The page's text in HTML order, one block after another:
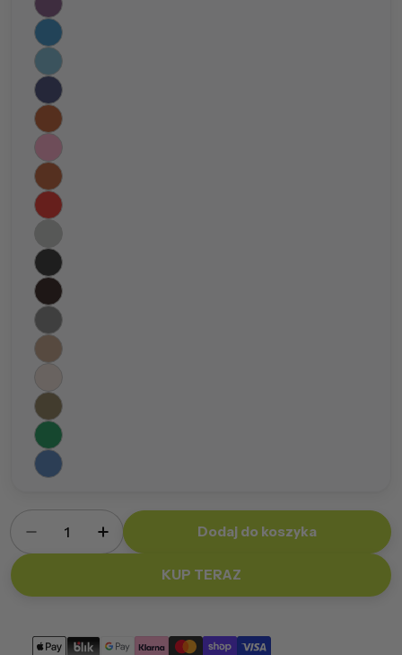
Ilość
Zmniejsz ilość dla Pufa Fuzzy Poliester
Zwiększ ilość dla Pufa Fuzzy Poliester
Dodaj do koszyka
KUP TERAZ
Metody